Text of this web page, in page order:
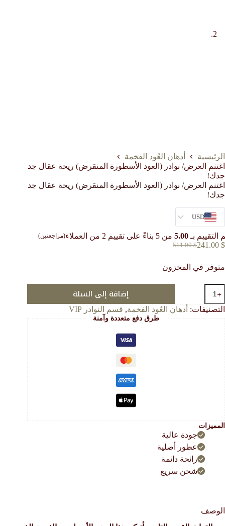
الرئيسية
أدهان العُود الفخمة
اغتنم العرض/ نوادر (العود الأسطورة المنقرض) ريحة عقال جد
جدك!
اغتنم العرض/ نوادر (العود الأسطورة المنقرض) ريحة عقال جد
جدك!
USD
التقييم بـ 5.00من 5 بناءً على تقييم 2 من العملاء(مراجعتين)
511.00$
السعر
هو:
241.00 $
السعر
هو:
متوفر في المخزون
اغتنم
العرض/
إضافة إلى السلة
التصنيفات: أدهان العُود الفخمة, قسم النوادر VIP
طرق دفع متعددة وآمنة
المميزات
جودة عالية
عطور أصلية
رائحة دائمة
شحن سريع
الوصف